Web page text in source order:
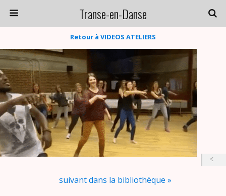
Transe-en-Danse
Retour à VIDEOS ATELIERS
suivant dans la bibliothèque »